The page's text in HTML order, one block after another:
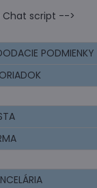
Chat script -->
PODMIENKY